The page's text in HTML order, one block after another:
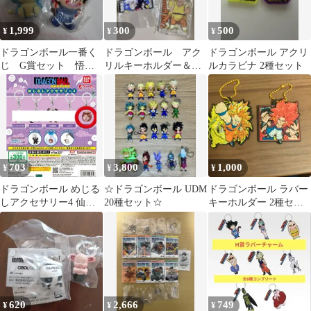
¥ 1,999
ドラゴンボール一番く
じ G賞セット 悟空
＆プーアル ボールチ
ェーン付きマスコット
¥300
ドラゴンボール アク
リルキーホルダー＆ス
タンド5点セット
¥500
ドラゴンボール アクリ
ルカラビナ 2種セット
¥703
ドラゴンボール めじる
しアクセサリー4 仙豆
新品 未開封 ガチャ
¥3,800
☆ドラゴンボール UDM
20種セット☆
¥ 1,000
ドラゴンボール ラバー
キーホルダー 2種セッ
¥620 ¥ 2,666 ¥ 749